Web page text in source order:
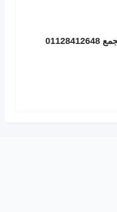
صيانة جليم جاز في التجمع 01128412648